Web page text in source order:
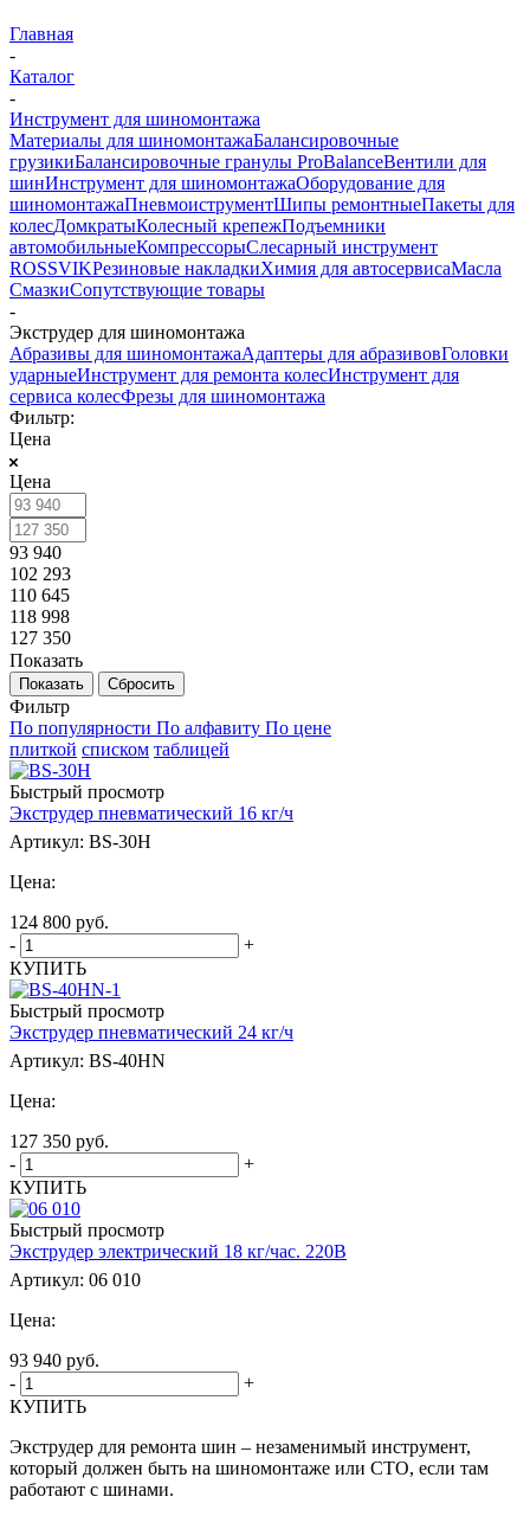
Главная
-
Каталог
-
Инструмент для шиномонтажа
Материалы для шиномонтажаБалансировочные
грузикиБалансировочные гранулы ProBalanceВентили для
шинИнструмент для шиномонтажаОборудование для
шиномонтажаПневмоиструментШипы ремонтныеПакеты для
колесДомкратыКолесный крепежПодъемники
автомобильныеКомпрессорыСлесарный инструмент
ROSSVIKРезиновые накладкиХимия для автосервисаМасла
СмазкиСопутствующие товары
-
Экструдер для шиномонтажа
Абразивы для шиномонтажаАдаптеры для абразивовГоловки
ударныеИнструмент для ремонта колесИнструмент для
сервиса колесФрезы для шиномонтажа
Фильтр:
Цена
Цена
93 940
102 293
110 645
118 998
127 350
Показать
Сбросить
Фильтр
По популярности По алфавиту По цене
плиткой списком таблицей
Быстрый просмотр
Экструдер пневматический 16 кг/ч
Артикул: BS-30H
Цена:
124 800 руб.
-
+
КУПИТЬ
Быстрый просмотр
Экструдер пневматический 24 кг/ч
Артикул: BS-40HN
Цена:
127 350 руб.
-
+
КУПИТЬ
Быстрый просмотр
Экструдер электрический 18 кг/час. 220В
Артикул: 06 010
Цена:
93 940 руб.
-
+
КУПИТЬ
Экструдер для ремонта шин – незаменимый инструмент,
который должен быть на шиномонтаже или СТО, если там
работают с шинами.